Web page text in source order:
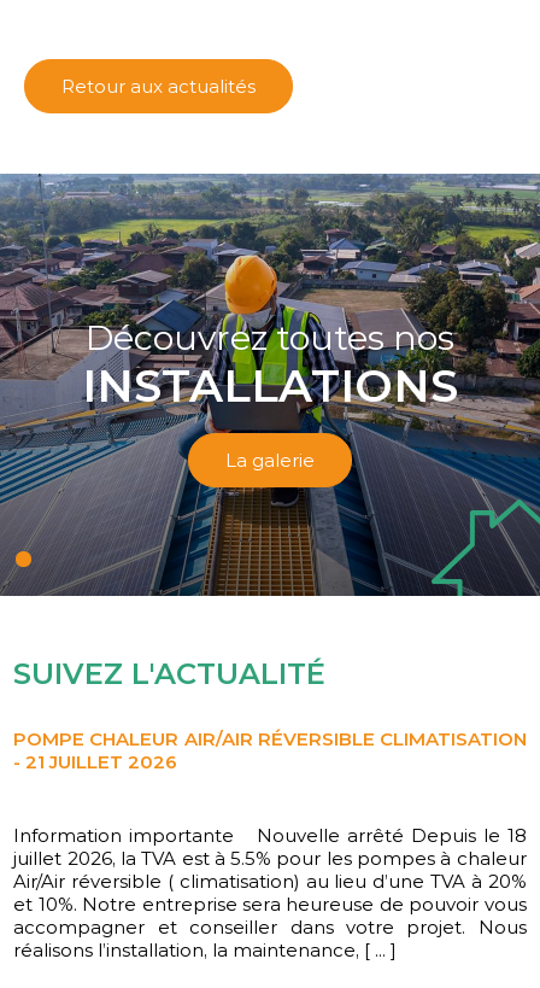
Retour aux actualités
Découvrez toutes nos
INSTALLATIONS
La galerie
SUIVEZ L'ACTUALITÉ
POMPE CHALEUR AIR/AIR RÉVERSIBLE CLIMATISATION
- 21 JUILLET 2026
Information importante Nouvelle arrêté Depuis le 18
juillet 2026, la TVA est à 5.5% pour les pompes à chaleur
Air/Air réversible ( climatisation) au lieu d’une TVA à 20%
et 10%. Notre entreprise sera heureuse de pouvoir vous
accompagner et conseiller dans votre projet. Nous
réalisons l’installation, la maintenance, [ ... ]
L'équipe CD ENERGIES vous souhaite une belle année
2026